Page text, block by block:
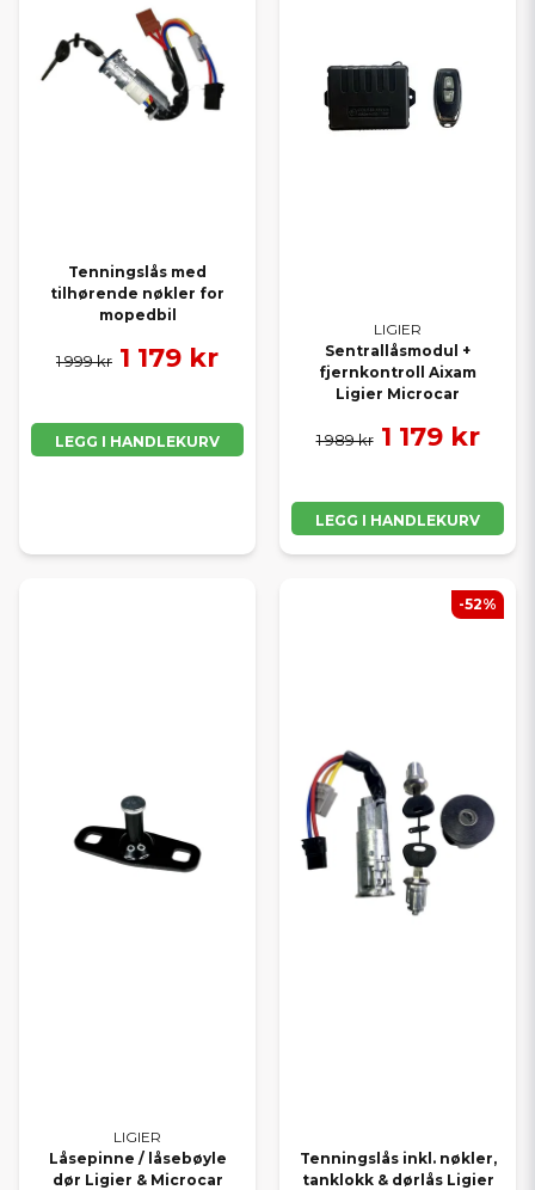
Tenningslås med
tilhørende nøkler for
mopedbil
1 999 kr 1 179 kr
LEGG I HANDLEKURV
LIGIER
Sentrallåsmodul +
fjernkontroll Aixam
Ligier Microcar
1 989 kr 1 179 kr
LEGG I HANDLEKURV
LIGIER
Låsepinne / låsebøyle
dør Ligier & Microcar
Tenningslås inkl. nøkler,
tanklokk & dørlås Ligier
-52%